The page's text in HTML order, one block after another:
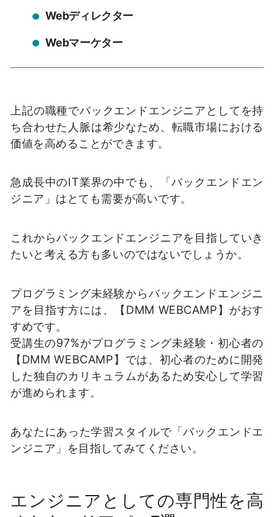
Webディレクター
Webマーケター
上記の職種でバックエンドエンジニアとしてを持
ち合わせた人脈は希少なため、転職市場における
価値を高めることができます。
急成長中のIT業界の中でも、「バックエンドエン
ジニア」はとても需要が高いです。
これからバックエンドエンジニアを目指していき
たいと考える方も多いのではないでしょうか。
プログラミング未経験からバックエンドエンジニ
アを目指す方には、【DMM WEBCAMP】がおす
すめです。
受講生の97%がプログラミング未経験・初心者の
【DMM WEBCAMP】では、初心者のために開発
した独自のカリキュラムがあるため安心して学習
が進められます。
あなたにあった学習スタイルで「バックエンドエ
ンジニア」を目指してみてください。
エンジニアとしての専門性を高